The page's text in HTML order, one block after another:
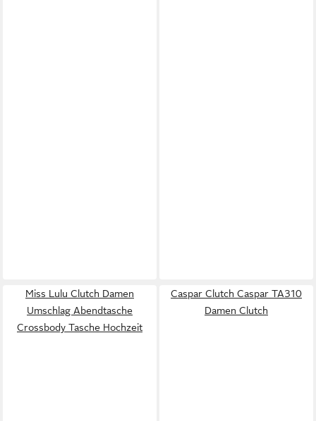
Miss Lulu Clutch Damen
Umschlag Abendtasche
Crossbody Tasche Hochzeit
Caspar Clutch Caspar TA310
Damen Clutch